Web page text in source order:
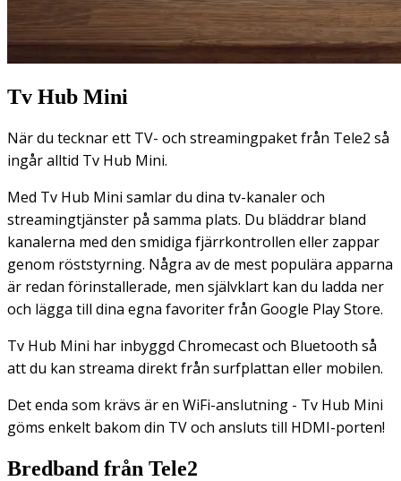
Tv Hub Mini
När du tecknar ett TV- och streamingpaket från Tele2 så
ingår alltid Tv Hub Mini.
Med Tv Hub Mini samlar du dina tv-kanaler och
streamingtjänster på samma plats. Du bläddrar bland
kanalerna med den smidiga fjärrkontrollen eller zappar
genom röststyrning. Några av de mest populära apparna
är redan förinstallerade, men självklart kan du ladda ner
och lägga till dina egna favoriter från Google Play Store.
Tv Hub Mini har inbyggd Chromecast och Bluetooth så
att du kan streama direkt från surfplattan eller mobilen.
Det enda som krävs är en WiFi-anslutning - Tv Hub Mini
göms enkelt bakom din TV och ansluts till HDMI-porten!
Bredband från Tele2